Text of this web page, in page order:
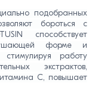
подобранных
бороться с
способствует
форме и
работу
экстрактов,
С, повышает